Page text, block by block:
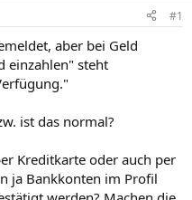
#1
aber bei Geld
einzahlen" steht
ist das normal?
Kreditkarte oder auch per
ja Bankkonten im Profil